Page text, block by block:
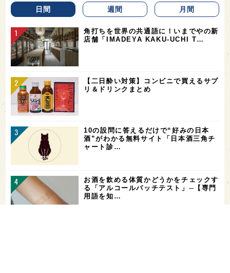
日間 週間 月間
角打ちを世界の共通語に！いまでやの新
店舗「IMADEYA KAKU-UCHI T…
【二日酔い対策】コンビニで買えるサプ
リ＆ドリンクまとめ
10の設問に答えるだけで“好みの日本
酒”がわかる無料サイト「日本酒三角チ
ャート診…
お酒を飲める体質かどうかをチェックす
る「アルコールパッチテスト」─【専門
用語を知…